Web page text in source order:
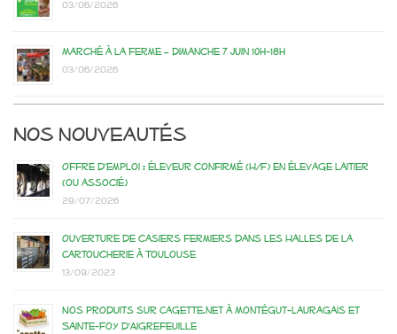
03/06/2026
Marché à la ferme – dimanche 7 juin 10h-18h
03/06/2026
Nos nouveautés
Offre d’emploi : éleveur confirmé (H/F) en élevage laitier
(ou associé)
29/07/2026
Ouverture de casiers fermiers dans les Halles de la
Cartoucherie à Toulouse
13/09/2023
Nos produits sur Cagette.net à Montégut-Lauragais et
Sainte-Foy d’Aigrefeuille